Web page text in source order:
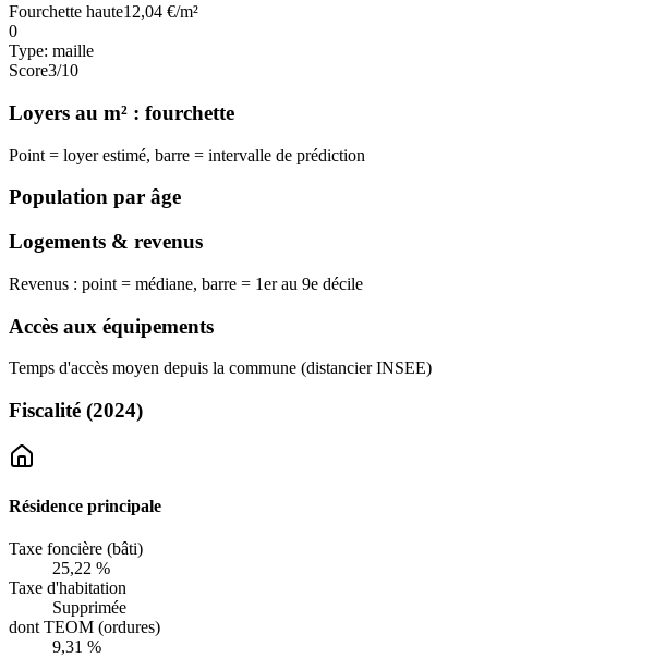
Fourchette haute12,04 €/m²
0
Type: maille
Score3/10
Loyers au m² : fourchette
Point = loyer estimé, barre = intervalle de prédiction
Population par âge
Logements & revenus
Revenus : point = médiane, barre = 1er au 9e décile
Accès aux équipements
Temps d'accès moyen depuis la commune (distancier INSEE)
Fiscalité (2024)
Résidence principale
Taxe foncière (bâti)
25,22 %
Taxe d'habitation
Supprimée
dont TEOM (ordures)
9,31 %